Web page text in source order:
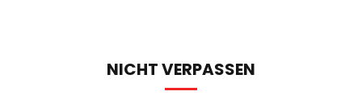
NICHT VERPASSEN